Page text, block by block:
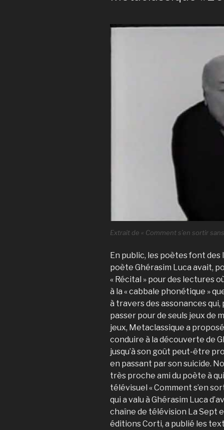
Extrait de « Comment s’en sortir
En public, les poètes font
poète Ghérasim Luca avait,
« Récital » pour des lectures
à la « cabbale phonétique »
à travers des assonances
passer pour de seuls jeux de
jeux, Metaclassique a
conduire à la découverte de
jusqu’à son goût peut-être
en passant par son suicide.
très proche ami du poète à
télévisuel « Comment s’en
qui a valu à Ghérasim Luca
chaîne de télévision La Sept
éditions Corti, a publié les